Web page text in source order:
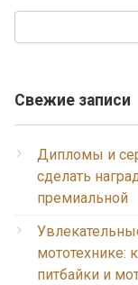
Свежие записи
Дипломы и
сделать
премиальной
мототехнике:
питбайки и